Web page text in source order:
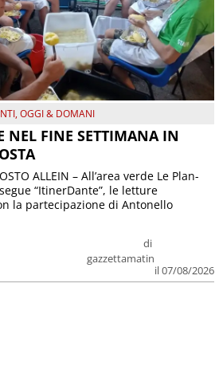
,OGGI & DOMANI
NEL FINE SETTIMANA IN
di
gazzettamatin
il 07/08/2026
ALLEIN – All’area verde Le Plan-
“ItinerDante”, le letture
la partecipazione di Antonello